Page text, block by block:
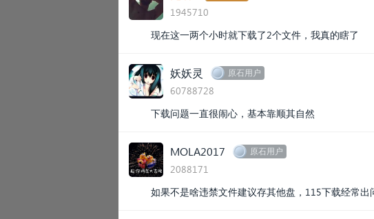
1945710
现在这一两个小时就下载了2个文件，我真的瞎了
妖妖灵 原石用户
60788728
下载问题一直很闹心，基本靠顺其自然
MOLA2017 原石用户
2088171
如果不是啥违禁文件建议存其他盘，115下载经常